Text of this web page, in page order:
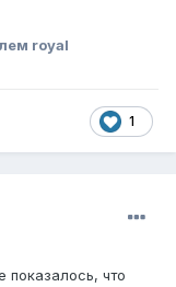
royal
1
показалось, что